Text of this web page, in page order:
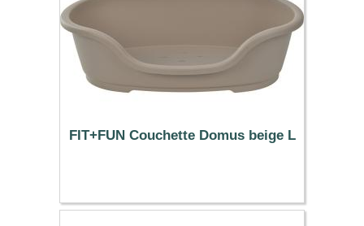
FIT+FUN Couchette Domus beige L
25.19 €